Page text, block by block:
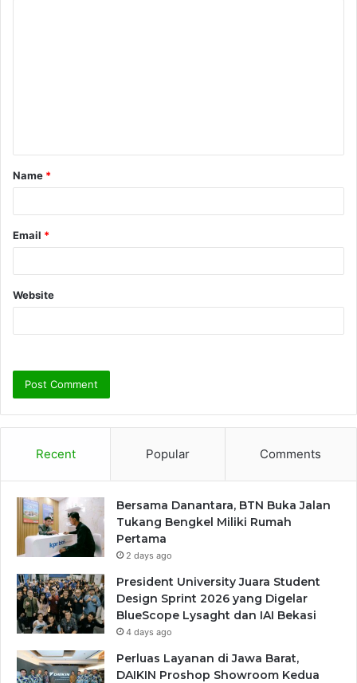
t
*
Name *
Email *
Website
Recent Popular Comments
Bersama Danantara, BTN Buka Jalan
Tukang Bengkel Miliki Rumah
Pertama
2 days ago
President University Juara Student
Design Sprint 2026 yang Digelar
BlueScope Lysaght dan IAI Bekasi
4 days ago
Perluas Layanan di Jawa Barat,
DAIKIN Proshop Showroom Kedua